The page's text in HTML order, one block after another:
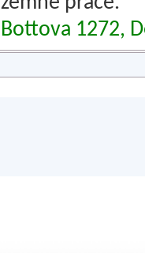
Bottova 1272,